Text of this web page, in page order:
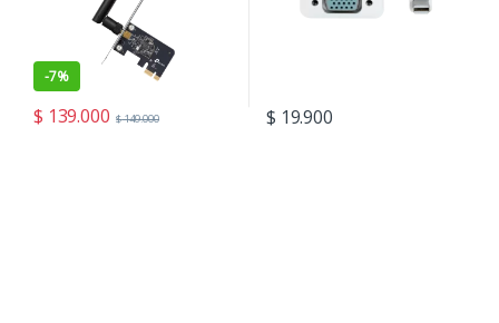
-7%
$ 139.000 $149.000 $ 19.900